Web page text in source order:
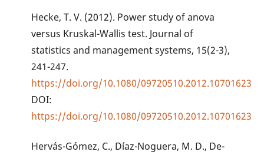
Hecke, T. V. (2012). Power study of anova
versus Kruskal-Wallis test. Journal of
statistics and management systems, 15(2-3),
241-247.
https://doi.org/10.1080/09720510.2012.10701623
DOI:
https://doi.org/10.1080/09720510.2012.10701623
Hervás-Gómez, C., Díaz-Noguera, M. D., De-